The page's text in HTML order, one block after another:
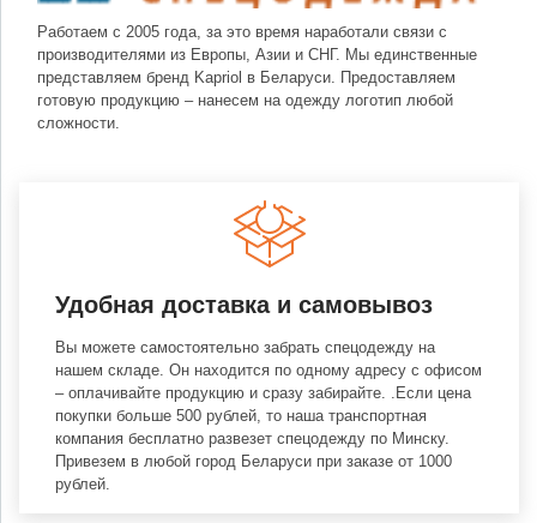
Работаем с 2005 года, за это время наработали связи с
производителями из Европы, Азии и СНГ. Мы единственные
представляем бренд Kapriol в Беларуси. Предоставляем
готовую продукцию – нанесем на одежду логотип любой
сложности.
Удобная доставка и самовывоз
Вы можете самостоятельно забрать спецодежду на
нашем складе. Он находится по одному адресу с офисом
– оплачивайте продукцию и сразу забирайте. .Если цена
покупки больше 500 рублей, то наша транспортная
компания бесплатно развезет спецодежду по Минску.
Привезем в любой город Беларуси при заказе от 1000
рублей.